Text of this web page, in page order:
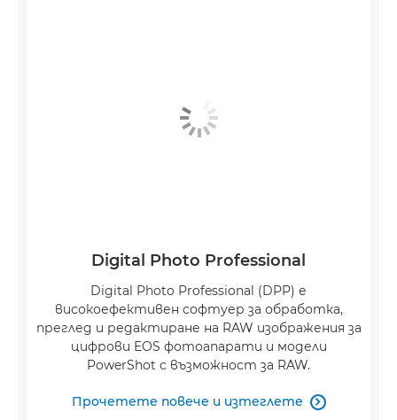
Digital Photo Professional
Digital Photo Professional (DPP) е
високоефективен софтуер за обработка,
преглед и редактиране на RAW изображения за
цифрови EOS фотоапарати и модели
PowerShot с възможност за RAW.
Прочетете повече и изтеглете 